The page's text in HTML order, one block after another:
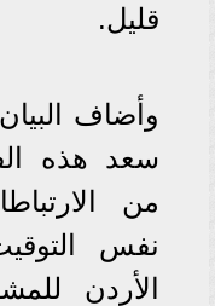
قليل.
وأضاف
سعد هذه
من
نفس
الأردن